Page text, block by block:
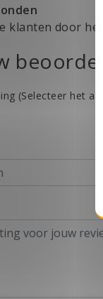
klanten door
(Selecteer het